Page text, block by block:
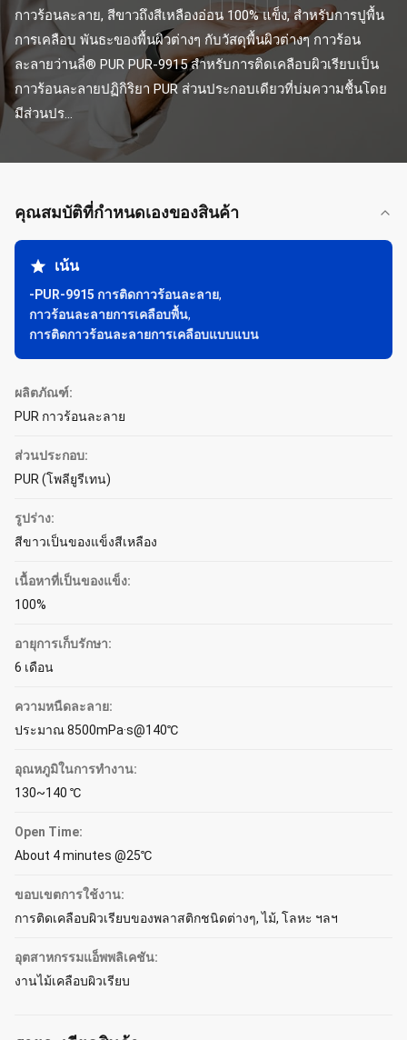
กาวร้อนละลาย, สีขาวถึงสีเหลืองอ่อน 100% แข็ง, สำหรับการปูพื้น
การเคลือบ พันธะของพื้นผิวต่างๆ กับวัสดุพื้นผิวต่างๆ กาวร้อน
ละลายว่านลี่® PUR PUR-9915 สำหรับการติดเคลือบผิวเรียบเป็น
กาวร้อนละลายปฏิกิริยา PUR ส่วนประกอบเดียวที่บ่มความชื้นโดย
มีส่วนปร...
คุณสมบัติที่กําหนดเองของสินค้า
เน้น
-PUR-9915 การติดกาวร้อนละลาย,
กาวร้อนละลายการเคลือบพื้น,
การติดกาวร้อนละลายการเคลือบแบบแบน
ผลิตภัณฑ์:
PUR กาวร้อนละลาย
ส่วนประกอบ:
PUR (โพลียูรีเทน)
รูปร่าง:
สีขาวเป็นของแข็งสีเหลือง
เนื้อหาที่เป็นของแข็ง:
100%
อายุการเก็บรักษา:
6 เดือน
ความหนืดละลาย:
ประมาณ 8500mPa·s@140℃
อุณหภูมิในการทำงาน:
130~140 ℃
Open Time:
About 4 minutes @25℃
ขอบเขตการใช้งาน:
การติดเคลือบผิวเรียบของพลาสติกชนิดต่างๆ, ไม้, โลหะ ฯลฯ
อุตสาหกรรมแอ็พพลิเคชัน:
งานไม้เคลือบผิวเรียบ